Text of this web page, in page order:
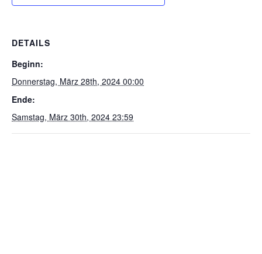
DETAILS
Beginn:
Donnerstag, März 28th, 2024 00:00
Ende:
Samstag, März 30th, 2024 23:59